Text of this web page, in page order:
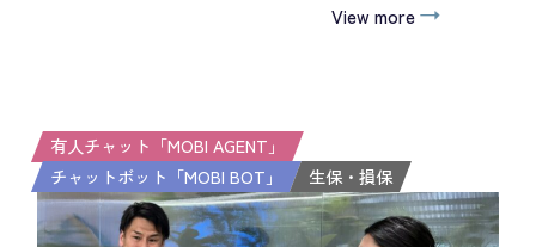
View more
有人チャット「MOBI AGENT」
チャットボット「MOBI BOT」
生保・損保